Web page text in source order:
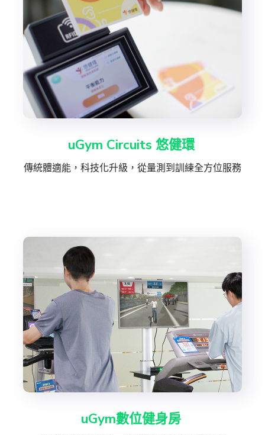
uGym Circuits 悠健環
傳統體適能，科技化升級，從量測到訓練全方位服務
uGym數位健身房